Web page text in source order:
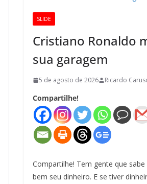
SLIDE
Cristiano Ronaldo
sua garagem
5 de agosto de 2026 Ricardo
Compartilhe!
Compartilhe! Tem gente que
bem seu dinheiro. E se tiver